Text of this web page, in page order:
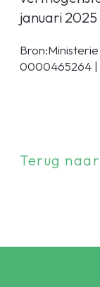
januari
0000465264 |
Terug